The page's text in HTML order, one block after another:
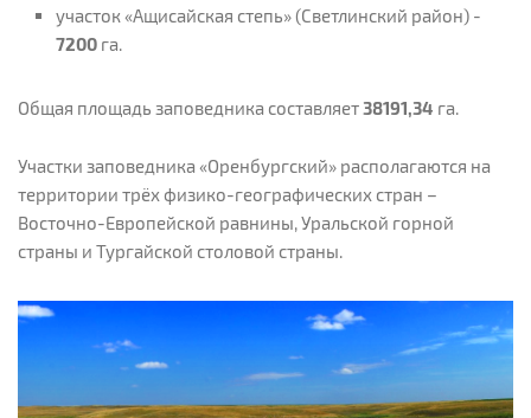
участок «Ащисайская степь» (Светлинский район) -
7200 га.
Общая площадь заповедника составляет38191,34 га.
Участки заповедника «Оренбургский» располагаются на
территории трёх физико-географических стран –
Восточно-Европейской равнины, Уральской горной
страны и Тургайской столовой страны.